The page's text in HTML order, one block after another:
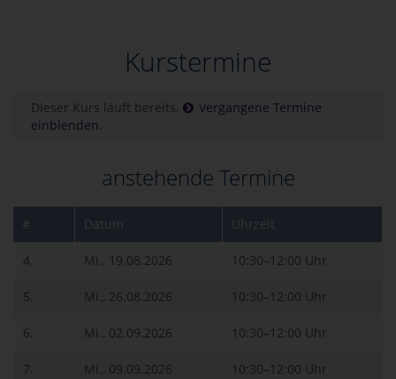
Kurstermine
Dieser Kurs läuft bereits.
Vergangene Termine
einblenden.
anstehende Termine
# Datum Uhrzeit
4. Mi., 19.08.2026 10:30–12:00 Uhr
5. Mi., 26.08.2026 10:30–12:00 Uhr
6. Mi., 02.09.2026 10:30–12:00 Uhr
7. Mi., 09.09.2026 10:30–12:00 Uhr